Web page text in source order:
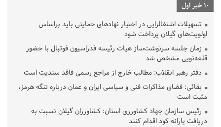
10 خبر اول
تسهیلات اشتغالزایی در اختیار نهادهای حمایتی باید براساس
اولویت‌های گیلان پرداخت شود
زمان جلسه سرنوشت‌ساز هیات رئیسه فدراسیون فوتبال با حضور
قلعه‌نویی مشخص شد
دفتر رهبر انقلاب: مطالب خارج از مراجع رسمی فاقد سندیت است
بقائی: فضای مذاکرات فنی و سیاسی ایران و عمان درباره تنگه هرمز،
مثبت است
رئیس سازمان جهاد کشاورزی استان: کشاورزان گیلان نسبت به
دریافت یارانه کود اقدام کنند